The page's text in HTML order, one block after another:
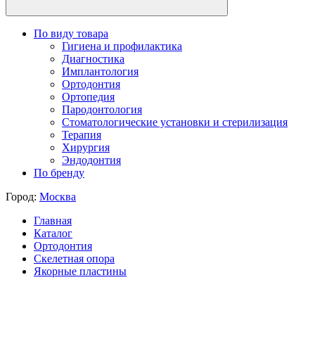
По виду товара
Гигиена и профилактика
Диагностика
Имплантология
Ортодонтия
Ортопедия
Пародонтология
Стоматологические установки и стерилизация
Терапия
Хирургия
Эндодонтия
По бренду
Город: Москва
Главная
Каталог
Ортодонтия
Скелетная опора
Якорные пластины